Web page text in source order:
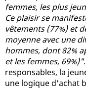
femmes, les plus
Ce plaisir se
vêtements (77%) et
moyenne avec une
hommes, dont 82%
et les femmes, 69%)"
responsables, la
une logique d'achat